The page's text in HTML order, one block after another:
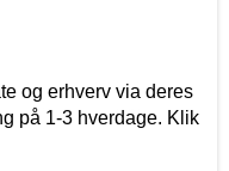
og erhverv via deres
på 1-3 hverdage. Klik